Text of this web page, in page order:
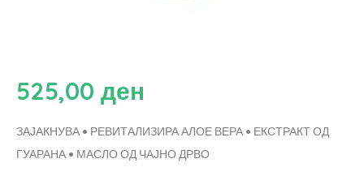
525,00 ден
ЗАЈАКНУВА • РЕВИТАЛИЗИРААЛОЕ ВЕРА • ЕКСТРАКТ ОД
ГУАРАНА • МАСЛО ОД ЧАЈНО ДРВО